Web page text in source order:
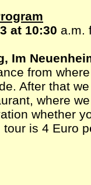
at 10:30 a.m.
Im
from
After that
where
whether
is 4 Euro